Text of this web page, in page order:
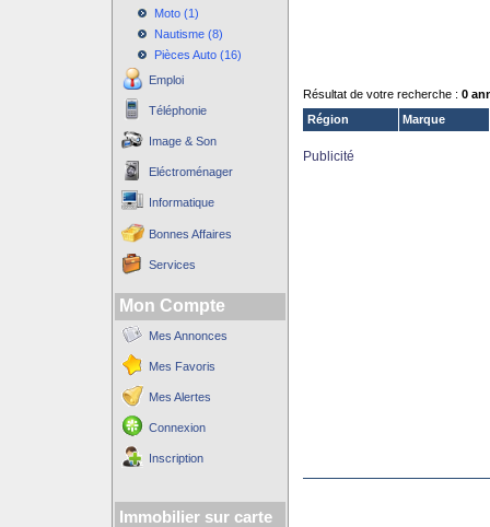
Moto (1)
Nautisme (8)
Pièces Auto (16)
Emploi
Téléphonie
Image & Son
Eléctroménager
Informatique
Bonnes Affaires
Services
Mon Compte
Mes Annonces
Mes Favoris
Mes Alertes
Connexion
Inscription
Immobilier sur carte
Résultat de votre recherche : 0
Région
Marque
Publicité